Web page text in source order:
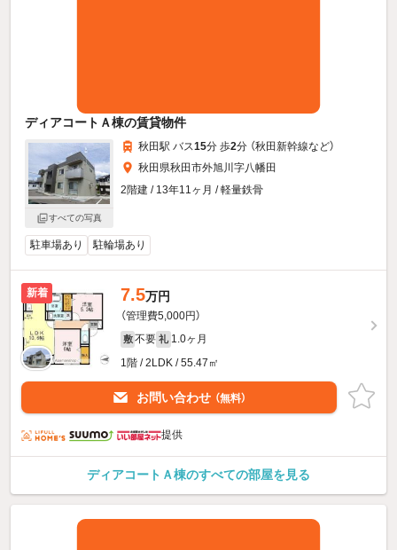
ディアコートＡ棟の賃貸物件
すべての写真
秋田駅 バス15分 歩2分 （秋田新幹線など）
秋田県秋田市外旭川字八幡田
2階建 / 13年11ヶ月 / 軽量鉄骨
駐車場あり 駐輪場あり
新着 7.5万円
（管理費5,000円）
敷 不要 礼 1.0ヶ月
1階 / 2LDK / 55.47㎡
お問い合わせ （無料）
提供
ディアコートＡ棟のすべての部屋を見る